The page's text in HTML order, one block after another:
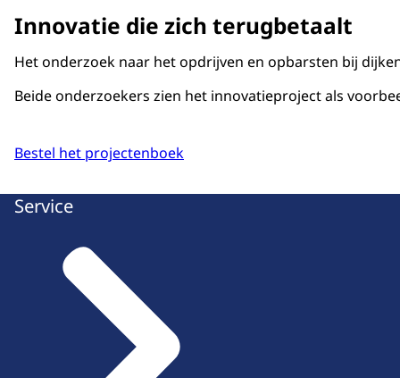
Innovatie die zich terugbetaalt
Het onderzoek naar het opdrijven en opbarsten bij
Beide onderzoekers zien het innovatieproject als
Bestel het projectenboek
Service